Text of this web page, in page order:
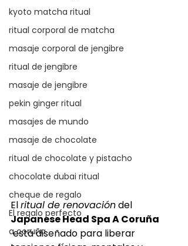
kyoto matcha ritual
ritual corporal de matcha
masaje corporal de jengibre
ritual de jengibre
masaje de jengibre
pekin ginger ritual
masajes de mundo
masaje de chocolate
ritual de chocolate y pistacho
chocolate dubai ritual
cheque de regalo
El regalo perfecto
a coruña
El ritual de renovación del
Japanese Head Spa A Coruña
está diseñado para liberar